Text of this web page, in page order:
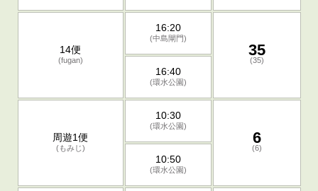
14便
(fugan)
16:20
(中島閘門)
35
(35)
16:40
(環水公園)
周遊1便
(もみじ)
10:30
(環水公園)
6
(6)
10:50
(環水公園)